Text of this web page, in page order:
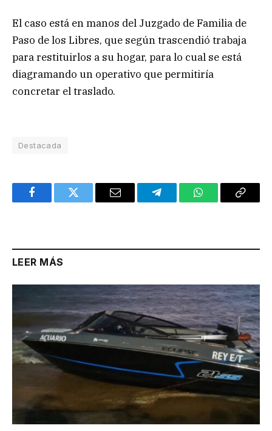
El caso está en manos del Juzgado de Familia de
Paso de los Libres, que según trascendió trabaja
para restituirlos a su hogar, para lo cual se está
diagramando un operativo que permitiría
concretar el traslado.
Destacada
FacebookTwitter Email TelegramWhatsAppCopy
LEER MÁS